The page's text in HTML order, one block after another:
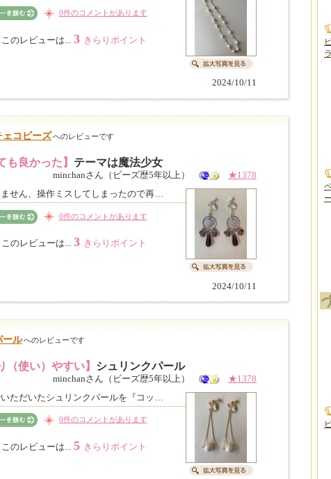
0件のコメントがあります
このレビューは... 3 きらりポイント
2024/10/11
ェコビーズへのレビューです
も良かった】 テーマは魔法少女
minchanさん（ビーズ歴5年以上）
★1378
ません、操作ミスしてしまったので再…
0件のコメントがあります
このレビューは... 3 きらりポイント
2024/10/11
ールへのレビューです
（使い）やすい】 シュリンクパール
minchanさん（ビーズ歴5年以上）
★1378
ただいたシュリンクパールを『コッ…
0件のコメントがあります
このレビューは... 5 きらりポイント